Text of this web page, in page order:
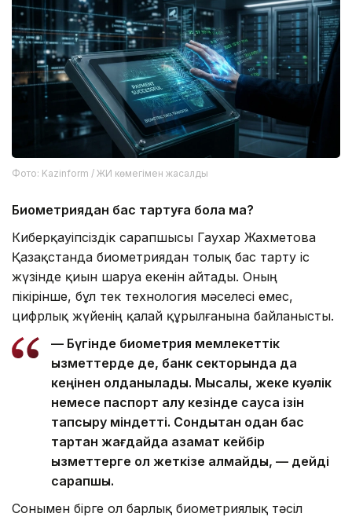
Фото: Kazinform / ЖИ көмегімен жасалды
Биометриядан бас тартуға бола ма?
Киберқауіпсіздік сарапшысы Гаухар Жахметова
Қазақстанда биометриядан толық бас тарту іс
жүзінде қиын шаруа екенін айтады. Оның
пікірінше, бұл тек технология мәселесі емес,
цифрлық жүйенің қалай құрылғанына байланысты.
— Бүгінде биометрия мемлекеттік
қызметтерде де, банк секторында да
кеңінен қолданылады. Мысалы, жеке куәлік
немесе паспорт алу кезінде саусақ ізін
тапсыру міндетті. Сондықтан одан бас
тартқан жағдайда азамат кейбір
қызметтерге қол жеткізе алмайды, — дейді
сарапшы.
Сонымен бірге ол барлық биометриялық тәсіл